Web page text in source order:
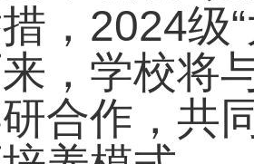
， 2024级
，学校将
合作，共